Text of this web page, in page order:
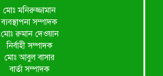
মোঃ মনিরুজ্জামান
ব্যবস্থাপনা সম্পাদক
মোঃ রুমান দেওয়ান
নির্বাহী সম্পাদক
মোঃ আবুল বাসার
বার্তা সম্পাদক